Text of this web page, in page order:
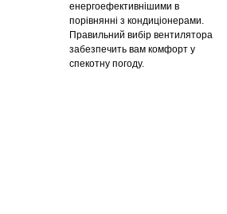
енергоефективнішими в
порівнянні з кондиціонерами.
Правильний вибір вентилятора
забезпечить вам комфорт у
спекотну погоду.